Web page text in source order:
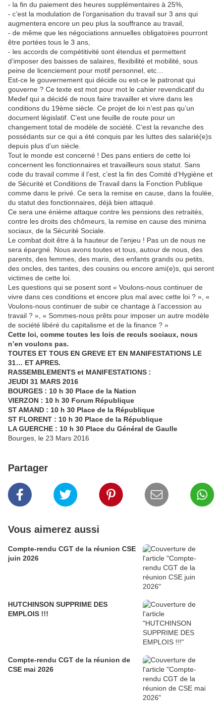
- la fin du paiement des heures supplémentaires à 25%,
- c’est la modulation de l’organisation du travail sur 3 ans qui
augmentera encore un peu plus la souffrance au travail,
- de même que les négociations annuelles obligatoires pourront
être portées tous le 3 ans,
- les accords de compétitivité sont étendus et permettent
d’imposer des baisses de salaires, flexibilité et mobilité, sous
peine de licenciement pour motif personnel, etc…
Est-ce le gouvernement qui décide ou est-ce le patronat qui
gouverne ? Ce texte est mot pour mot le cahier revendicatif du
Medef qui a décidé de nous faire travailler et vivre dans les
conditions du 19ème siècle. Ce projet de loi n’est pas qu’un
document législatif. C’est une feuille de route pour un
changement total de modèle de société. C’est la revanche des
possédants sur ce qui a été conquis par les luttes des salarié(e)s
depuis plus d’un siècle.
Tout le monde est concerné ! Des pans entiers de cette loi
concernent les fonctionnaires et travailleurs sous statut. Sans
code du travail comme il l’est, c’est la fin des Comité d’Hygiène et
de Sécurité et Conditions de Travail dans la Fonction Publique
comme dans le privé. Ce sera la remise en cause, dans la foulée,
du statut des fonctionnaires, déjà bien attaqué.
Ce sera une énième attaque contre les pensions des retraités,
contre les droits des chômeurs, la remise en cause des minima
sociaux, de la Sécurité Sociale.
Le combat doit être à la hauteur de l’enjeu ! Pas un de nous ne
sera épargné. Nous avons toutes et tous, autour de nous, des
parents, des femmes, des maris, des enfants grands ou petits,
des oncles, des tantes, des cousins ou encore ami(e)s, qui seront
victimes de cette loi.
Les questions qui se posent sont « Voulons-nous continuer de
vivre dans ces conditions et encore plus mal avec cette loi ? », «
Voulons-nous continuer de subir ce chantage à l’accession au
travail ? », « Sommes-nous prêts pour imposer un autre modèle
de société libéré du capitalisme et de la finance ? »
Cette loi, comme toutes les lois de reculs sociaux, nous
n’en voulons pas.
TOUTES ET TOUS EN GREVE ET EN MANIFESTATIONS LE
31… ET APRES.
RASSEMBLEMENTS et MANIFESTATIONS :
JEUDI 31 MARS 2016
BOURGES : 10 h 30 Place de la Nation
VIERZON : 10 h 30 Forum République
ST AMAND : 10 h 30 Place de la République
ST FLORENT : 10 h 30 Place de la République
LA GUERCHE : 10 h 30 Place du Général de Gaulle
Bourges, le 23 Mars 2016
Partager
Vous aimerez aussi
Compte-rendu CGT de la réunion CSE
juin 2026
HUTCHINSON SUPPRIME DES
EMPLOIS !!!
Compte-rendu CGT de la réunion de
CSE mai 2026